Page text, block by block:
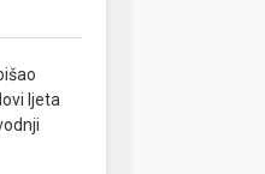
ljeta